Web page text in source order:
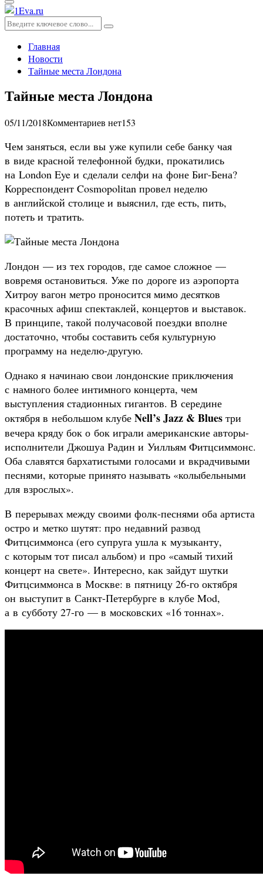
Основное
меню
Искать:
Поиск
Главная
Новости
Тайные места Лондона
Тайные места Лондона
05/11/2018Комментариев нет153
Чем заняться, если вы уже купили себе банку чая
в виде красной телефонной будки, прокатились
на London Eye и сделали селфи на фоне Биг-Бена?
Корреспондент Cosmopolitan провел неделю
в английской столице и выяснил, где есть, пить,
потеть и тратить.
Лондон — из тех городов, где самое сложное —
вовремя остановиться. Уже по дороге из аэропорта
Хитроу вагон метро проносится мимо десятков
красочных афиш спектаклей, концертов и выставок.
В принципе, такой получасовой поездки вполне
достаточно, чтобы составить себя культурную
программу на неделю-другую.
Однако я начинаю свои лондонские приключения
с намного более интимного концерта, чем
выступления стадионных гигантов. В середине
октября в небольшом клубе Nell’s Jazz & Blues три
вечера кряду бок о бок играли американские авторы-
исполнители Джошуа Радин и Уилльям Фитцсиммонс.
Оба славятся бархатистыми голосами и вкрадчивыми
песнями, которые принято называть «колыбельными
для взрослых».
В перерывах между своими фолк-песнями оба артиста
остро и метко шутят: про недавний развод
Фитцсиммонса (его супруга ушла к музыканту,
с которым тот писал альбом) и про «самый тихий
концерт на свете». Интересно, как зайдут шутки
Фитцсиммонса в Москве: в пятницу 26-го октября
он выступит в Санкт-Петербурге в клубе Mod,
а в субботу 27-го — в московских «16 тоннах».